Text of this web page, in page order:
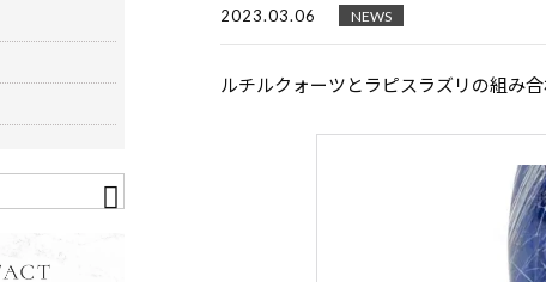
2023.03.06 NEWS
ルチルクォーツとラピスラズリの組み